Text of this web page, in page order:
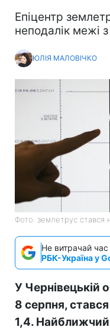
Епіцентр
неподалік межі
ЮЛІЯ МАЛОВІЧКО
Фото: землетрус стався
Не витрачай
РБК-Україна у
У Чернівецькій
8 серпня,
1,4. Найближчий